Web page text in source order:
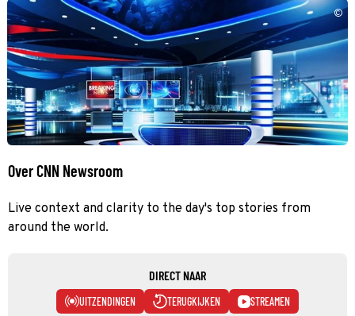
©
Over CNN Newsroom
Live context and clarity to the day's top stories from
around the world.
DIRECT NAAR
UITZENDINGEN TERUGKIJKEN STREAMEN